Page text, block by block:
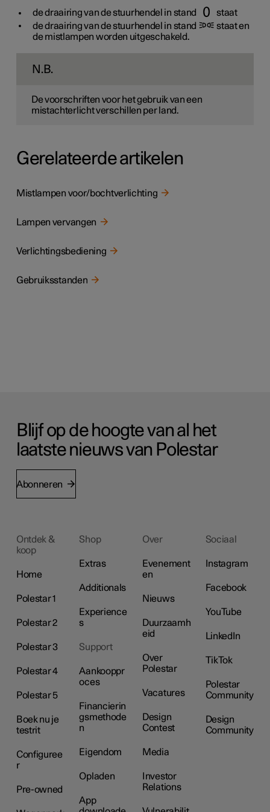
de draairing van de stuurhendel in stand
staat
de draairing van de stuurhendel in stand
staat en
de mistlampen worden uitgeschakeld.
N.B.
De voorschriften voor het gebruik van een
mistachterlicht verschillen per land.
Gerelateerde artikelen
Mistlampen voor/bochtverlichting
Lampen vervangen
Verlichtingsbediening
Gebruiksstanden
Blijf op de hoogte van al het
laatste nieuws van Polestar
Abonneren
Ontdek &
koop
Home
Polestar 1
Polestar 2
Polestar 3
Polestar 4
Polestar 5
Boek nu je
testrit
Configuree
r
Pre-owned
Shop
Extras
Additionals
Experience
s
Support
Aankooppr
oces
Financierin
gsmethode
n
Eigendom
Opladen
App
Over
Evenement
en
Nieuws
Duurzaamh
eid
Over
Polestar
Vacatures
Design
Contest
Media
Investor
Relations
Sociaal
Instagram
Facebook
YouTube
LinkedIn
TikTok
Polestar
Community
Design
Community